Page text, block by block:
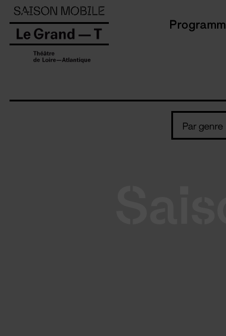
Par genre
Panneau de gestion des cookies